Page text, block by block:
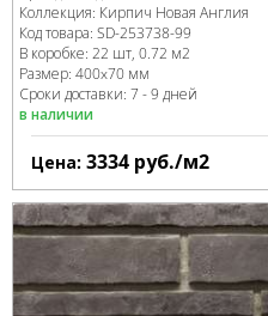
Коллекция: Кирпич Новая Англия
Код товара: SD-253738-99
В коробке: 22 шт, 0.72 м2
Размер: 400x70 мм
Сроки доставки: 7 - 9 дней
в наличии
Цена: 3334 руб./м2